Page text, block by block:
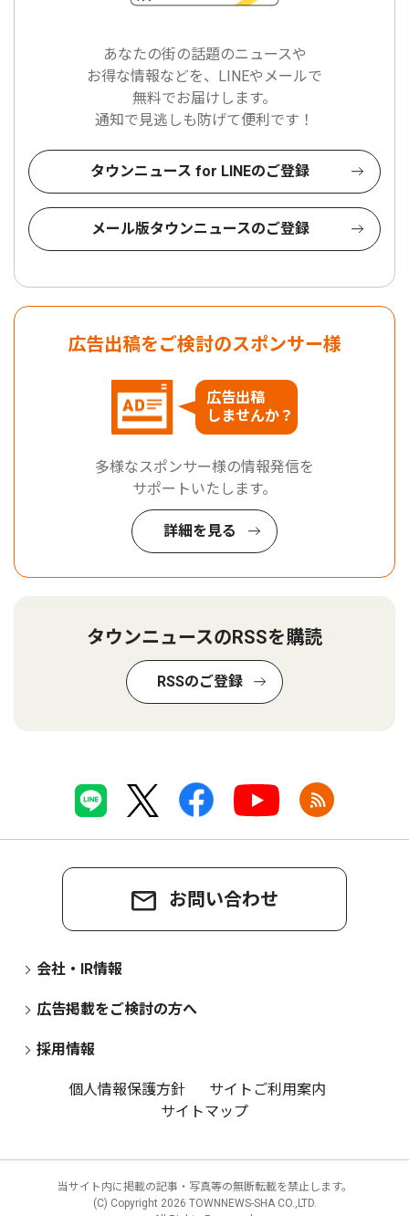
あなたの街の話題のニュースや
お得な情報などを、LINEやメールで
無料でお届けします。
通知で見逃しも防げて便利です！
タウンニュース for LINEのご登録
メール版タウンニュースのご登録
広告出稿をご検討のスポンサー様
広告出稿
しませんか？
多様なスポンサー様の情報発信を
サポートいたします。
詳細を見る
タウンニュースのRSSを購読
RSSのご登録
お問い合わせ
会社・IR情報
広告掲載をご検討の方へ
採用情報
個人情報保護方針
サイトご利用案内
サイトマップ
当サイト内に掲載の記事・写真等の無断転載を禁止します。
(C) Copyright 2026 TOWNNEWS-SHA CO.,LTD.